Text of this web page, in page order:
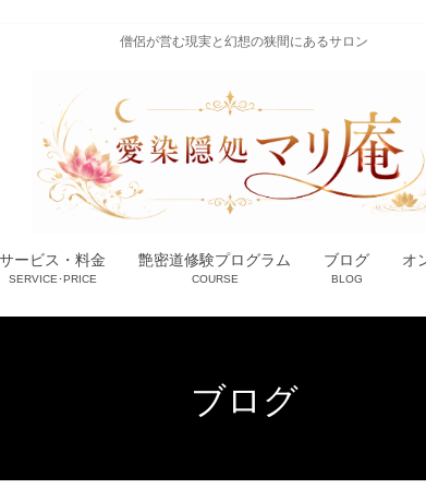
僧侶が営む現実と幻想の狭間にあるサロン
サービス・料金
SERVICE･PRICE
艶密道修験プログラム
COURSE
ブログ
BLOG
オ
ブログ